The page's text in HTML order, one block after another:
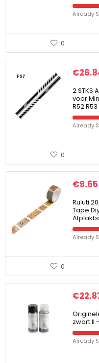
Already
0
€
2 STKS
voor
R52 R53
Already
0
€9.65
Ruluti
Tape
Already
0
€
zwart II
Already